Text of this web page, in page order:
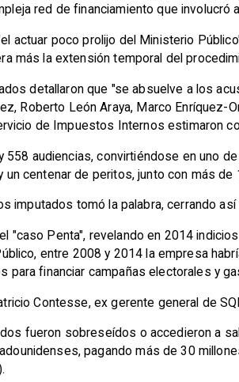
red de financiamiento que
actuar poco prolijo del Ministerio
más la extensión temporal del
detallaron que "se absuelve a los
Roberto León Araya, Marco Enríquez-
de Impuestos Internos estimaron
558 audiencias, convirtiéndose en uno
centenar de peritos, junto con más
imputados tomó la palabra, cerrando
"caso Penta", revelando en 2014
entre 2008 y 2014 la empresa
para financiar campañas electorales y
Contesse, ex gerente general de
fueron sobreseídos o accedieron a
pagando más de 30